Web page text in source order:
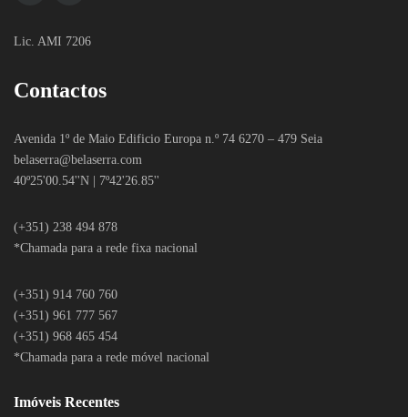
Lic. AMI 7206
Contactos
Avenida 1º de Maio Edificio Europa n.º 74 6270 – 479 Seia
belaserra@belaserra.com
40º25'00.54''N | 7º42'26.85''
(+351) 238 494 878
*Chamada para a rede fixa nacional
(+351) 914 760 760
(+351) 961 777 567
(+351) 968 465 454
*Chamada para a rede móvel nacional
Imóveis Recentes